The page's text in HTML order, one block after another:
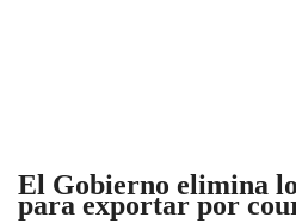
El Gobierno elimina
para exportar por